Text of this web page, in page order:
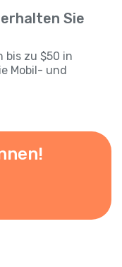
Sie
bis zu $50 in
Mobil- und